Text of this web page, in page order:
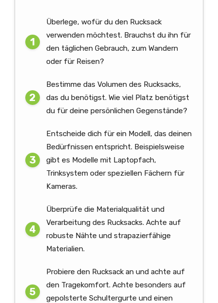
Überlege, wofür du den Rucksack
verwenden möchtest. Brauchst du ihn für
den täglichen Gebrauch, zum Wandern
oder für Reisen?
Bestimme das Volumen des Rucksacks,
das du benötigst. Wie viel Platz benötigst
du für deine persönlichen Gegenstände?
Entscheide dich für ein Modell, das deinen
Bedürfnissen entspricht. Beispielsweise
gibt es Modelle mit Laptopfach,
Trinksystem oder speziellen Fächern für
Kameras.
Überprüfe die Materialqualität und
Verarbeitung des Rucksacks. Achte auf
robuste Nähte und strapazierfähige
Materialien.
Probiere den Rucksack an und achte auf
den Tragekomfort. Achte besonders auf
gepolsterte Schultergurte und einen